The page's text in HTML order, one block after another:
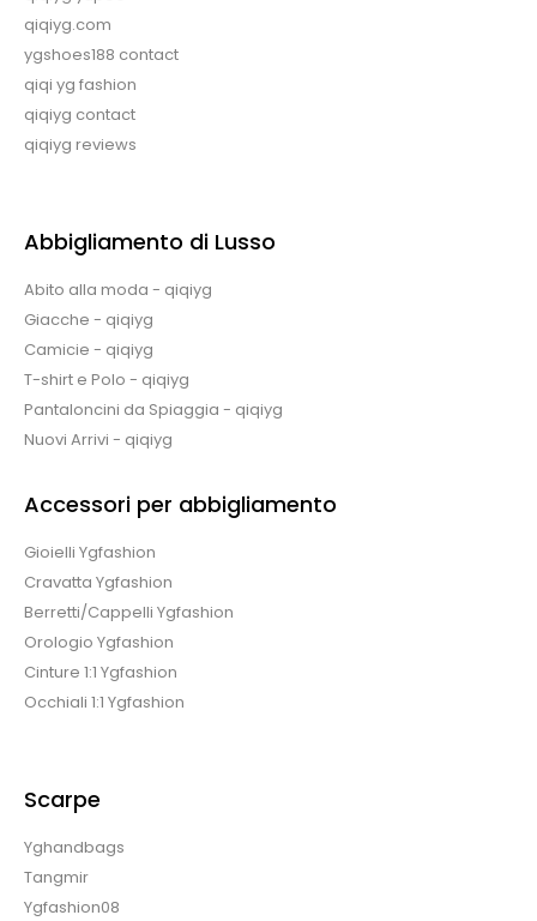
qiqiyg.com
ygshoes188 contact
qiqi yg fashion
qiqiyg contact
qiqiyg reviews
Abbigliamento di Lusso
Abito alla moda - qiqiyg
Giacche - qiqiyg
Camicie - qiqiyg
T-shirt e Polo - qiqiyg
Pantaloncini da Spiaggia - qiqiyg
Nuovi Arrivi - qiqiyg
Accessori per abbigliamento
Gioielli Ygfashion
Cravatta Ygfashion
Berretti/Cappelli Ygfashion
Orologio Ygfashion
Cinture 1:1 Ygfashion
Occhiali 1:1 Ygfashion
Scarpe
Yghandbags
Tangmir
Ygfashion08